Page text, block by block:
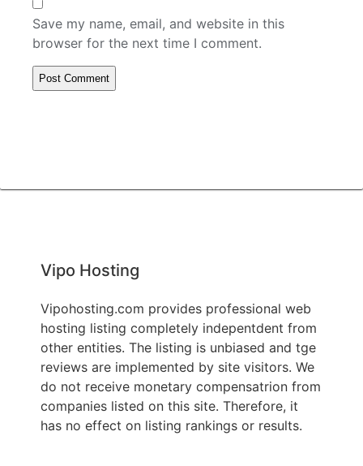
Save my name, email, and website in this
browser for the next time I comment.
Vipo Hosting
Vipohosting.com provides professional web
hosting listing completely indepentdent from
other entities. The listing is unbiased and tge
reviews are implemented by site visitors. We
do not receive monetary compensatrion from
companies listed on this site. Therefore, it
has no effect on listing rankings or results.